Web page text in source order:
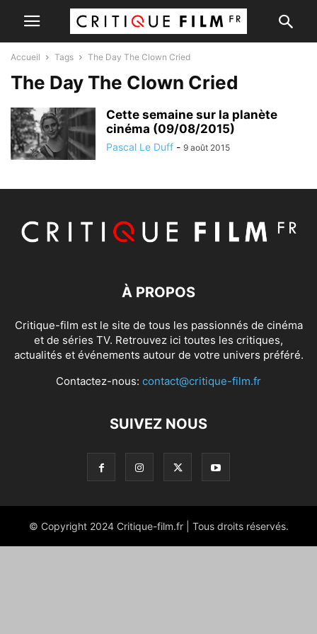
Accueil Tags The Day The Clown Cried
The Day The Clown Cried
Cette semaine sur la planète
cinéma (09/08/2015)
Pascal Le Duff - 9 août 2015
À PROPOS
Critique-film est le site de tous les passionnés de cinéma
et de séries TV. Retrouvez ici toutes les critiques,
actualités et événements autour de votre univers préféré.
Contactez-nous: contact@critique-film.fr
SUIVEZ NOUS
© Copyright 2024 Critique-film.fr | Tous droits réservés.